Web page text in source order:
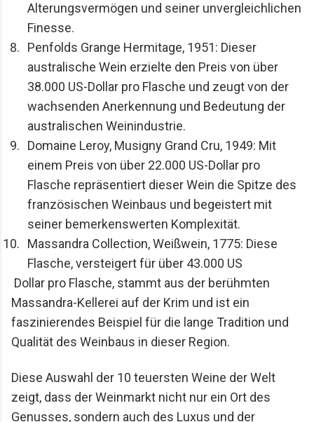
Alterungsvermögen und seiner unvergleichlichen
Finesse.
Penfolds Grange Hermitage, 1951: Dieser
australische Wein erzielte den Preis von über
38.000 US-Dollar pro Flasche und zeugt von der
wachsenden Anerkennung und Bedeutung der
australischen Weinindustrie.
Domaine Leroy, Musigny Grand Cru, 1949: Mit
einem Preis von über 22.000 US-Dollar pro
Flasche repräsentiert dieser Wein die Spitze des
französischen Weinbaus und begeistert mit
seiner bemerkenswerten Komplexität.
Massandra Collection, Weißwein, 1775: Diese
Flasche, versteigert für über 43.000 US
Massandra-Kellerei auf der Krim und ist ein
faszinierendes Beispiel für die lange Tradition und
Qualität des Weinbaus in dieser Region.
Diese Auswahl der 10 teuersten Weine der Welt
zeigt, dass der Weinmarkt nicht nur ein Ort des
Genusses, sondern auch des Luxus und der